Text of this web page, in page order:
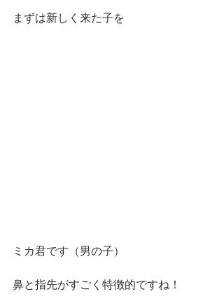
まずは新しく来た子を
ミカ君です（男の子）
鼻と指先がすごく特徴的ですね！